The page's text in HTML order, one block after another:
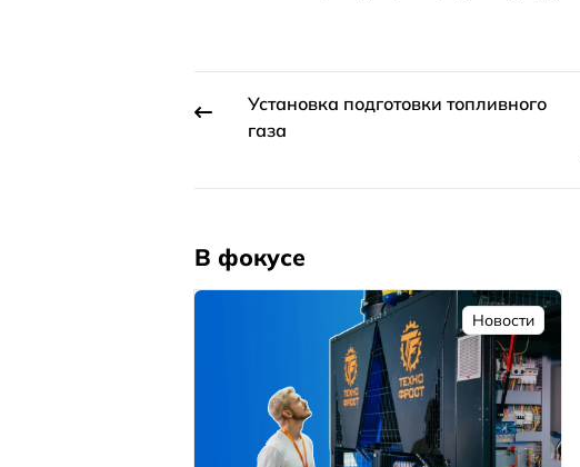
Установка подготовки топливного
газа
В фокусе
Новости